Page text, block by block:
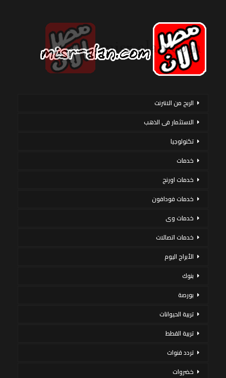
الربح من الانترنت
الاستثمار فى الذهب
تكنولوجيا
خدمات
خدمات اورنج
خدمات فودافون
خدمات وى
خدمات اتصالات
الأبراج اليوم
بنوك
بورصة
تربية الحيوانات
تربية القطط
تردد قنوات
خضروات